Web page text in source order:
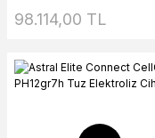
98.114,00 TL